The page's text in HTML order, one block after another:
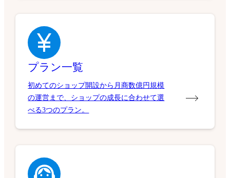
プラン一覧
初めてのショップ開設から月商数億円規模
の運営まで、ショップの成長に合わせて選
べる3つのプラン。